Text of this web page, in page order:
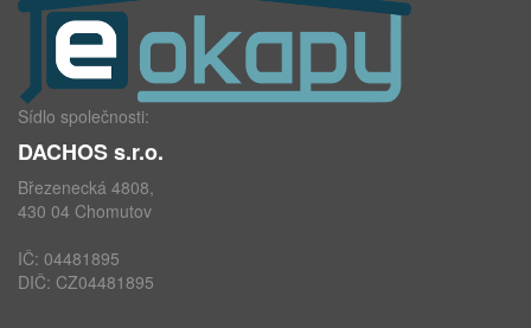
Sídlo společnosti:
DACHOS s.r.o.
Březenecká 4808,
430 04 Chomutov
IČ: 04481895
DIČ: CZ04481895